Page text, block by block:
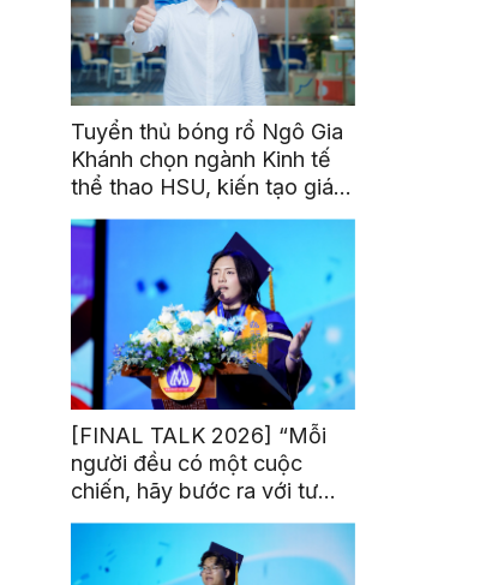
Tuyển thủ bóng rổ Ngô Gia
Khánh chọn ngành Kinh tế
thể thao HSU, kiến tạo giá
trị từ đam mê thể thao
[FINAL TALK 2026] “Mỗi
người đều có một cuộc
chiến, hãy bước ra với tư
thế của người chiến thắng”